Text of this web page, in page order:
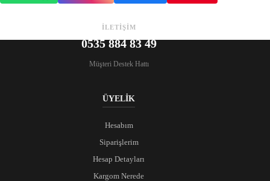
İLETİŞİM
0535 884 83 49
Müşteri Destek Hattı
ÜYELİK
Hesabım
Siparişlerim
Hesap Detayları
Kargom Nerede